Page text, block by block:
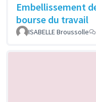
Embellissement
bourse du travail
ISABELLE Broussolle